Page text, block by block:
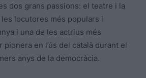
dos grans passions: el teatre i la
les locutores més populars i
i una de les actrius més
pionera en l’ús del català durant el
anys de la democràcia.